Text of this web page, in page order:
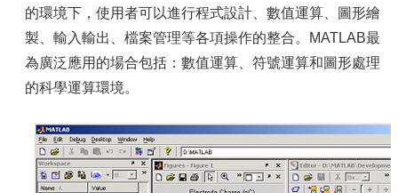
容
服
務
資
源
的環境下，使用者可以進行程式設計、數值運算、圖形繪
製、輸入輸出、檔案管理等各項操作的整合。MATLAB最
為廣泛應用的場合包括：數值運算、符號運算和圖形處理
的科學運算環境。